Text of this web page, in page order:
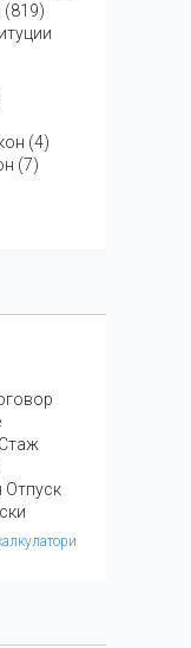
(819)
(4)
(7)
Отпуск